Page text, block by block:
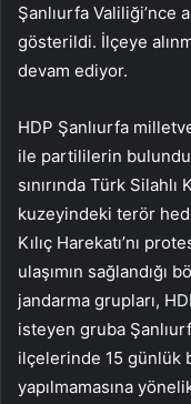
Şanlıurfa Valiliği’nce
gösterildi. İlçeye
devam ediyor.
HDP Şanlıurfa
ile partililerin
sınırında Türk
kuzeyindeki terör
Kılıç Harekatı’nı
ulaşımın sağlandığı
jandarma grupları,
isteyen gruba
ilçelerinde 15 günlük
yapılmamasına